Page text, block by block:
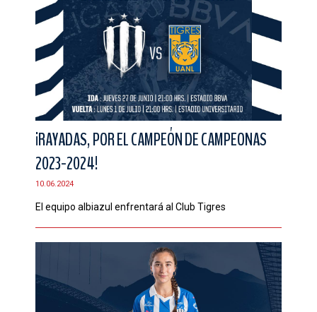
¡RAYADAS, POR EL CAMPEÓN DE CAMPEONAS
2023-2024!
10.06.2024
El equipo albiazul enfrentará al Club Tigres